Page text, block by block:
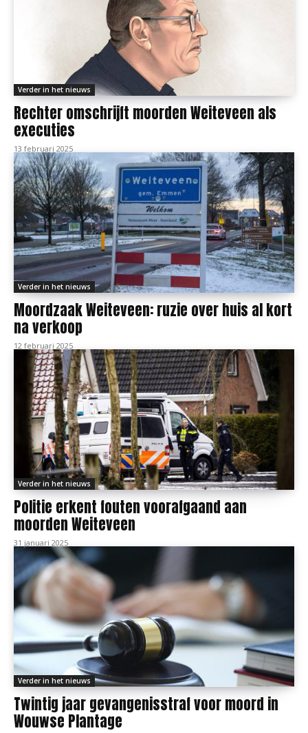
Verder in het nieuws
Rechter omschrijft moorden Weiteveen als
executies
13 februari 2025
Verder in het nieuws
Moordzaak Weiteveen: ruzie over huis al kort
na verkoop
12 februari 2025
Verder in het nieuws
Politie erkent fouten voorafgaand aan
moorden Weiteveen
31 januari 2025
Verder in het nieuws
Twintig jaar gevangenisstraf voor moord in
Wouwse Plantage